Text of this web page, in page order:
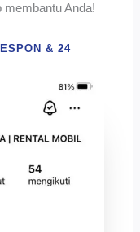
membantu Anda!
& 24